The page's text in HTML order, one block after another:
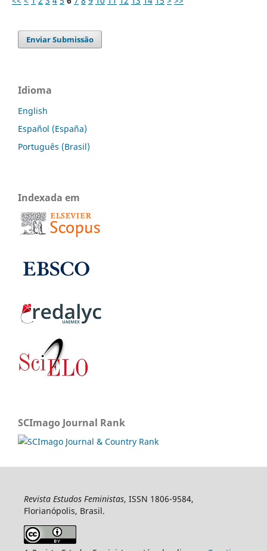
Enviar Submissão
Idioma
English
Español (España)
Português (Brasil)
Indexada em
SCImago Journal Rank
Revista Estudos Feministas, ISSN 1806-9584,
Florianópolis, Brasil.